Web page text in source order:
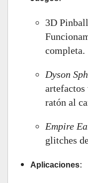
3D
completa.
Dyson
artefactos
ratón al
Empire
glitches
Aplicaciones: